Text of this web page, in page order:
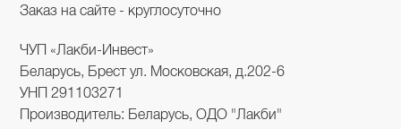
Заказ на сайте - круглосуточно
ЧУП «Лакби-Инвест»
Беларусь, Брест ул. Московская, д.202-6
УНП 291103271
Производитель: Беларусь, ОДО "Лакби"